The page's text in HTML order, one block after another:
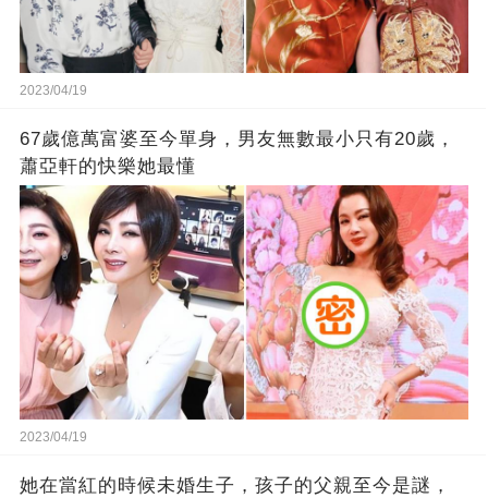
2023/04/19
67歲億萬富婆至今單身，男友無數最小只有20歲，
蕭亞軒的快樂她最懂
2023/04/19
她在當紅的時候未婚生子，孩子的父親至今是謎，